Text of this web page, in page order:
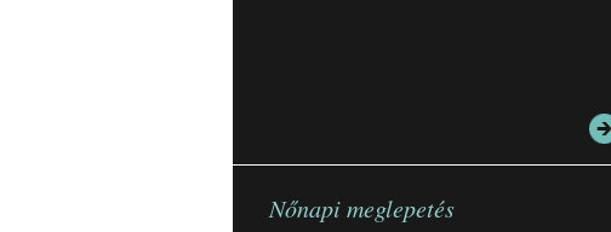
Nőnapi meglepetés